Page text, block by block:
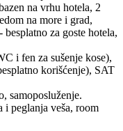
na vrhu hotela, 2
na more i grad,
besplatno za goste hotela,
i fen za sušenje kose),
korišćenje), SAT
samoposluženje.
i peglanja veša, room